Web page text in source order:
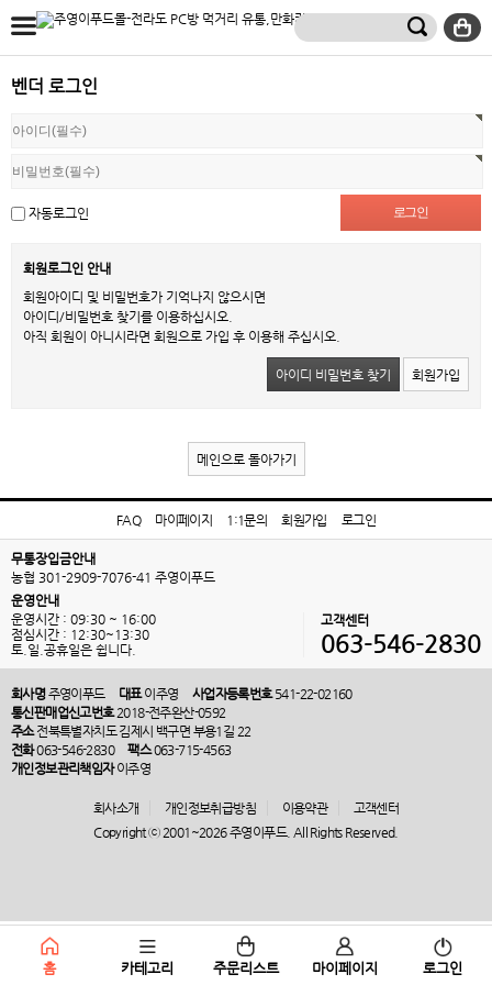
벤더 로그인
자동로그인
회원로그인 안내
회원아이디 및 비밀번호가 기억나지 않으시면
아이디/비밀번호 찾기를 이용하십시오.
아직 회원이 아니시라면 회원으로 가입 후 이용해 주십시오.
아이디 비밀번호 찾기 회원가입
메인으로 돌아가기
홈 카테고리 주문리스트 마이페이지 로그인
FAQ 마이페이지 1:1문의 회원가입 로그인
무통장입금안내
농협 301-2909-7076-41 주영이푸드
운영안내
운영시간 : 09:30 ~ 16:00
점심시간 : 12:30~13:30
토.일.공휴일은 쉽니다.
고객센터
063-546-2830
회사명주영이푸드 대표이주영 사업자등록번호541-22-02160
통신판매업신고번호2018-전주완산-0592
주소전북특별자치도 김제시 백구면 부용1길 22
전화063-546-2830 팩스063-715-4563
개인정보관리책임자이주영
회사소개 개인정보취급방침 이용약관
고객센터
Copyright ⓒ 2001~2026 주영이푸드. All Rights Reserved.